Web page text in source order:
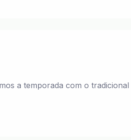
a temporada com o tradicional